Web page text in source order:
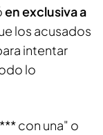
en exclusiva a
los acusados
intentar
lo
con una" o